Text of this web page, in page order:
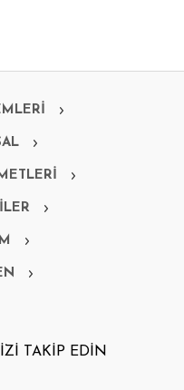
TAKİP EDİN